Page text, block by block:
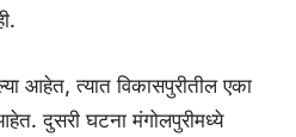
आहेत, त्यात विकासपुरीतील एका
दुसरी घटना मंगोलपुरीमध्ये